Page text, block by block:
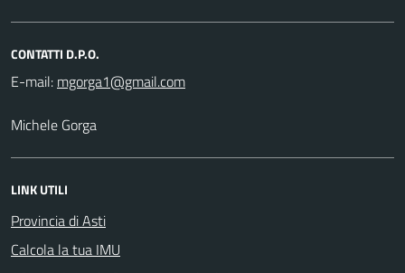
CONTATTI D.P.O.
E-mail:
Michele Gorga
LINK UTILI
Provincia di Asti
Calcola la tua IMU